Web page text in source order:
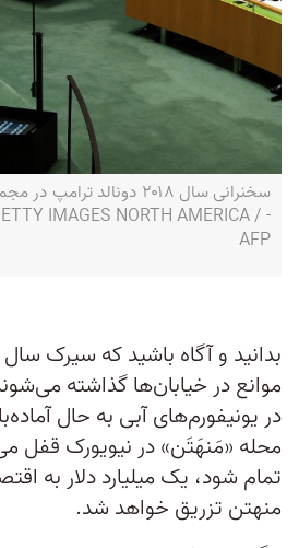
سخنرانی سال ۲۰۱۸ دونالد
IMAGES NORTH AMERICA /
AFP
بدانید و آگاه باشید که سیرک
موانع در خیابان‌ها گذاشته
در یونیفورم‌های آبی به حال
محله «مَنهَتَن» در نیویورک قفل
تمام شود، یک میلیارد دلار به
منهتن تزریق خواهد شد.